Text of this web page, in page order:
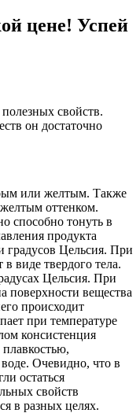
цене! Успей
свойств.
он достаточно
или желтым. Также
оттенком.
способно тонуть в
продукта
градусов Цельсия. При
виде твердого тела.
Цельсия. При
поверхности вещества
происходит
при температуре
консистенция
Очевидно, что в
остаться
свойств
в разных целях.